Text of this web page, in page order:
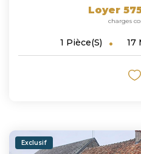
Loyer
charges
1 Pièce(s) 17
Exclusif